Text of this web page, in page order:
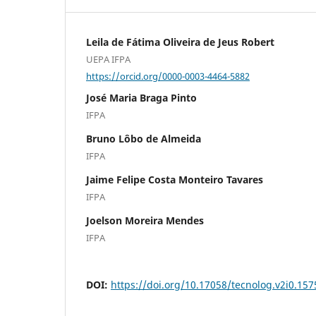
Leila de Fátima Oliveira de Jeus Robert
UEPA IFPA
https://orcid.org/0000-0003-4464-5882
José Maria Braga Pinto
IFPA
Bruno Lôbo de Almeida
IFPA
Jaime Felipe Costa Monteiro Tavares
IFPA
Joelson Moreira Mendes
IFPA
DOI: https://doi.org/10.17058/